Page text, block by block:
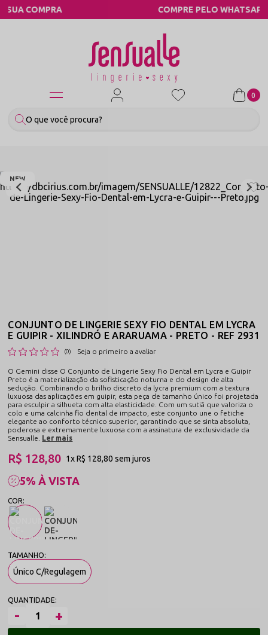
COMPRE PELO WHATSAPP
0
NEW
CONJUNTO DE LINGERIE SEXY FIO DENTAL EM LYCRA
E GUIPIR - XILINDRÓ E ARARUAMA - PRETO - REF 2931
(0) Seja o primeiro a avaliar
O Gemini disse O Conjunto de Lingerie Sexy Fio Dental em Lycra e Guipir
Preto é a materialização da sofisticação noturna e do design de alta
sedução. Combinando o brilho discreto da lycra premium com a textura
luxuosa das aplicações em guipir, esta peça de tamanho único foi projetada
para esculpir a silhueta com alta elasticidade. Com um sutiã que valoriza o
colo e uma calcinha fio dental de impacto, este conjunto une o fetiche
elegante ao conforto técnico superior, garantindo que se sinta absoluta,
poderosa e extremamente luxuosa com a assinatura de exclusividade da
Sensualle.
Ler mais
5% À VISTA
R$ 128,80 1xR$ 128,80sem juros
Único C/Regulagem